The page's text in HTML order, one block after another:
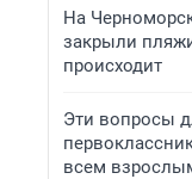
На
закрыли
происходит
Эти вопросы
всем